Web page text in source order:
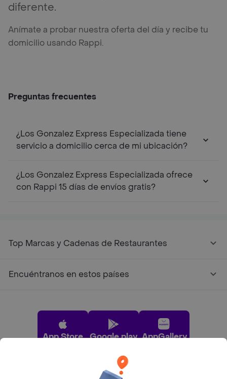
diferente.
Anímate a probar nuestra oferta del día y recibe tu
domicilio usando Rappi.
Preguntas frecuentes
¿Los Gonzalez Express Especializada tiene
servicio a domicilio cerca de mi ubicación?
¿Los Gonzalez Express Especializada ofrece
con Rappi 15 días de envíos gratis?
Top Marcas y Cadenas de Restaurantes
Encuéntranos en estos países
App Store Google play AppGallery